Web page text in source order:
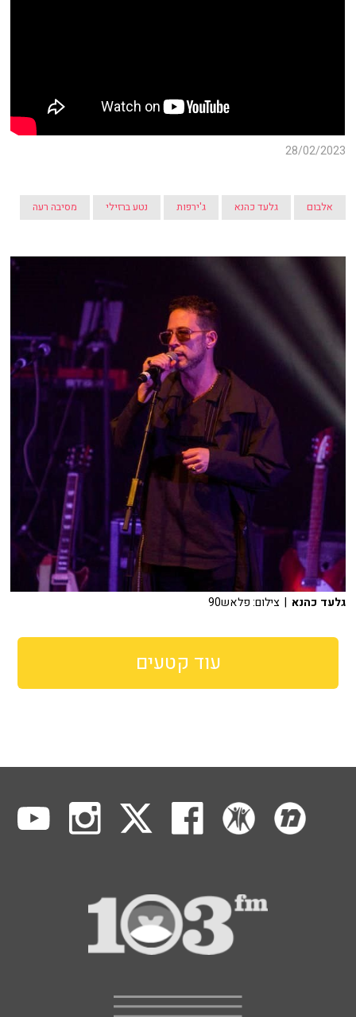
28/02/2023
אלבום גלעד כהנא ג'ירפות נטע ברזילי מסיבה רעה
גלעד כהנא | צילום: פלאש90
עוד קטעים